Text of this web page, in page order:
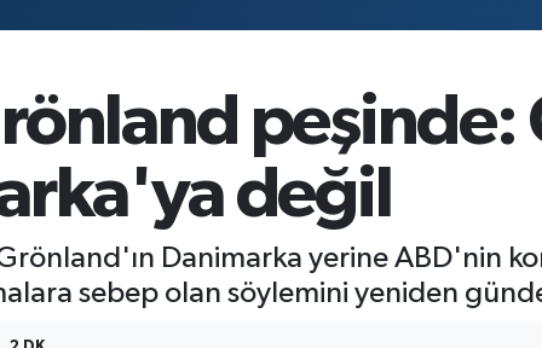
peşinde:
değil
Grönland'ın Danimarka yerine ABD'nin
sebep olan söylemini yeniden